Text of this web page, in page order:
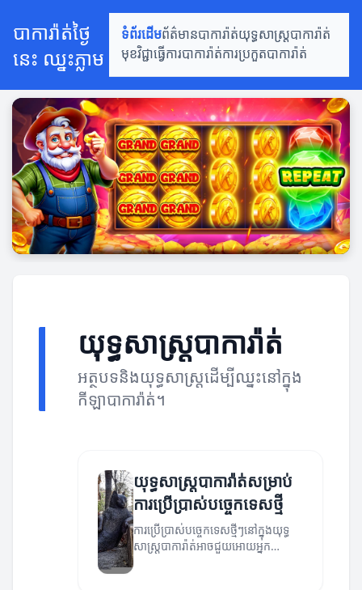
បាការ៉ាត់ថ្ងៃ
នេះ ឈ្នះភ្លាម
ទំព័រដើមព័ត៌មានបាការ៉ាត់យុទ្ធសាស្ត្របាការ៉ាត់
មុខវិជ្ជាធ្វើការបាការ៉ាត់ការប្រកួតបាការ៉ាត់
យុទ្ធសាស្ត្របាការ៉ាត់
អត្ថបទនិងយុទ្ធសាស្ត្រដើម្បីឈ្នះនៅក្នុង
កីឡាបាការ៉ាត់។
យុទ្ធសាស្ត្របាការ៉ាត់សម្រាប់
ការប្រើប្រាស់បច្ចេកទេសថ្មី
ការប្រើប្រាស់បច្ចេកទេសថ្មីៗនៅក្នុងយុទ្ធ
សាស្ត្របាការ៉ាត់អាចជួយអោយអ្នក
អភិវឌ្ឍន៍សមត្ថភាពនិងកម្រិតសមត្ថភាព